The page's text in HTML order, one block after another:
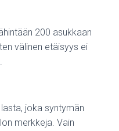
200 asukkaan
välinen etäisyys ei
joka syntymän
merkkeja. Vain